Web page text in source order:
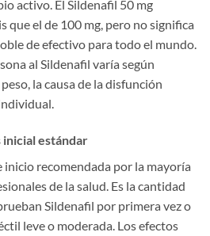
activo. El Sildenafil 50 mg
que el de 100 mg, pero no significa
de efectivo para todo el mundo.
al Sildenafil varía según
la causa de la disfunción
inicial estándar
inicio recomendada por la mayoría
de la salud. Es la cantidad
Sildenafil por primera vez o
leve o moderada. Los efectos